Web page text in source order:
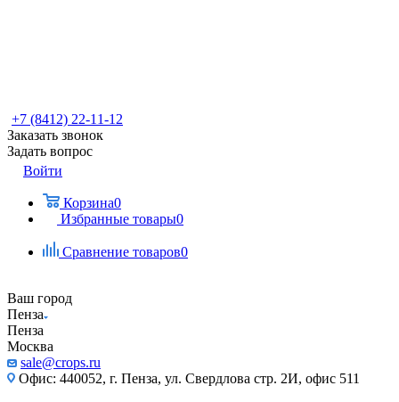
+7 (8412) 22-11-12
Заказать звонок
Задать вопрос
Войти
Корзина0
Избранные товары0
Сравнение товаров0
Ваш город
Пенза
Пенза
Москва
sale@crops.ru
Офис: 440052, г. Пенза, ул. Свердлова стр. 2И, офис 511